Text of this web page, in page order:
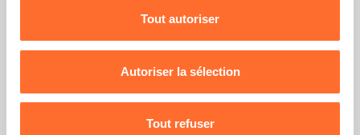
nous utilisons lescookies et sommes amenés à traiter
vos données personnelles, vous pouvez consulter notre
protection des données personnelles
Tout autoriser
Autoriser la sélection
Tout refuser
En partenariat avec
SOLUTIONS
Je veux créer ou re-créer une entreprise